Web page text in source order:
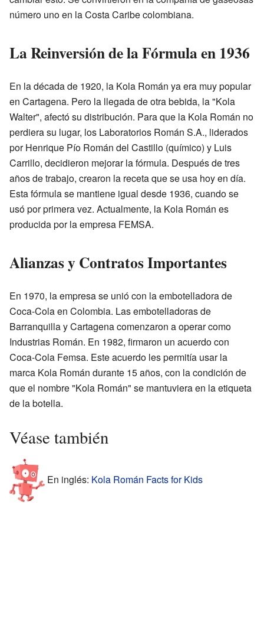
número uno en la Costa Caribe colombiana.
La Reinversión de la Fórmula en 1936
En la década de 1920, la Kola Román ya era muy popular
en Cartagena. Pero la llegada de otra bebida, la "Kola
Walter", afectó su distribución. Para que la Kola Román no
perdiera su lugar, los Laboratorios Román S.A., liderados
por Henrique Pío Román del Castillo (químico) y Luis
Carrillo, decidieron mejorar la fórmula. Después de tres
años de trabajo, crearon la receta que se usa hoy en día.
Esta fórmula se mantiene igual desde 1936, cuando se
usó por primera vez. Actualmente, la Kola Román es
producida por la empresa FEMSA.
Alianzas y Contratos Importantes
En 1970, la empresa se unió con la embotelladora de
Coca-Cola en Colombia. Las embotelladoras de
Barranquilla y Cartagena comenzaron a operar como
Industrias Román. En 1982, firmaron un acuerdo con
Coca-Cola Femsa. Este acuerdo les permitía usar la
marca Kola Román durante 15 años, con la condición de
que el nombre "Kola Román" se mantuviera en la etiqueta
de la botella.
Véase también
En inglés: Kola Román Facts for Kids